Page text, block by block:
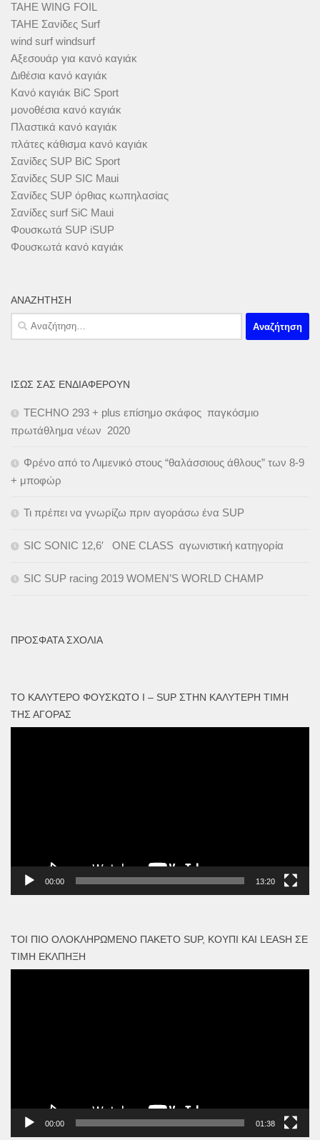
TAHE WING FOIL
TAHE Σανίδες Surf
wind surf windsurf
Αξεσουάρ για κανό καγιάκ
Διθέσια κανό καγιάκ
Κανό καγιάκ BiC Sport
μονοθέσια κανό καγιάκ
Πλαστικά κανό καγιάκ
πλάτες κάθισμα κανό καγιάκ
Σανίδες SUP BiC Sport
Σανίδες SUP SIC Maui
Σανίδες SUP όρθιας κωπηλασίας
Σανίδες surf SiC Maui
Φουσκωτά SUP iSUP
Φουσκωτά κανό καγιάκ
ΑΝΑΖΉΤΗΣΗ
Αναζήτηση
για:
ΊΣΩΣ ΣΑΣ ΕΝΔΙΑΦΈΡΟΥΝ
TECHNO 293 + plus επίσημο σκάφος παγκόσμιο
πρωτάθλημα νέων 2020
Φρένο από το Λιμενικό στους “θαλάσσιους άθλους” των 8-9
+ μποφώρ
Τι πρέπει να γνωρίζω πριν αγοράσω ένα SUP
SIC SONIC 12,6′ ONE CLASS αγωνιστική κατηγορία
SIC SUP racing 2019 WOMEN’S WORLD CHAMP
ΠΡΌΣΦΑΤΑ ΣΧΌΛΙΑ
ΤΟ ΚΑΛΎΤΕΡΟ ΦΟΥΣΚΩΤΟ I – SUP ΣΤΗΝ ΚΑΛΎΤΕΡΗ ΤΙΜΉ
ΤΗΣ ΑΓΟΡΆΣ
00:00 13:20
ΤΟΙ ΠΙΟ ΟΛΟΚΛΗΡΩΜΈΝΟ ΠΑΚΈΤΟ SUP, ΚΟΥΠΊ ΚΑΙ LEASH ΣΕ
ΤΙΜΉ ΈΚΛΠΗΞΗ
00:00 01:38